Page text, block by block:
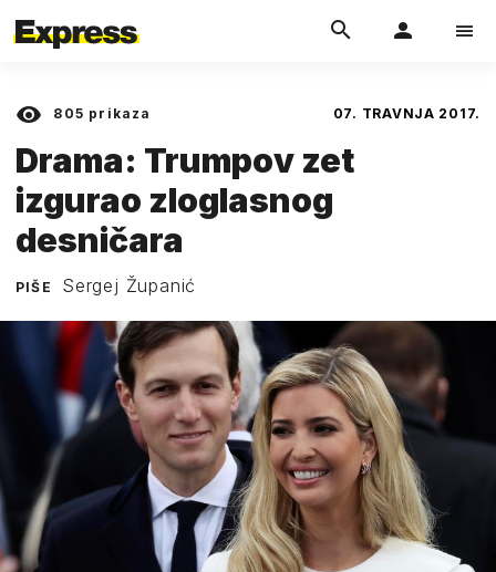
805 prikaza 07. TRAVNJA 2017.
Drama: Trumpov zet
izgurao zloglasnog
desničara
PIŠE Sergej Županić